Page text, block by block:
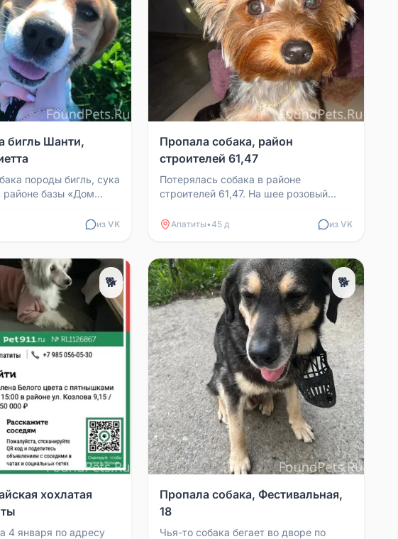
бигль Шанти,
породы бигль, сука
районе базы «Дом
из VK
Пропала собака, район
строителей 61,47
Потерялась собака в районе
строителей 61,47. На шее розовый
телефона. Просьба нашедше...
Апатиты•45 д из VK
🐕
хохлатая
4 января по адресу
🐕
Пропала собака, Фестивальная,
18
Чья-то собака бегает во дворе по